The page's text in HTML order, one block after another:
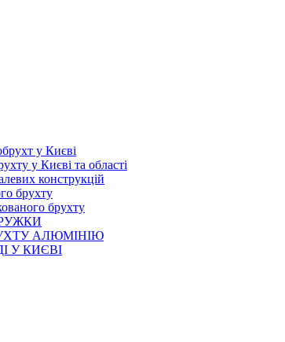
у Києві
у Києві та області
конструкцій
брухту
брухту
АЛЮМІНІЮ
У КИЄВІ